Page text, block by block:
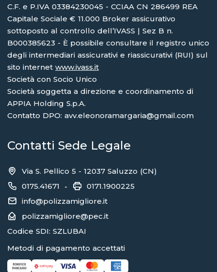
C.F. e P.IVA 03384230045 - CCIAA CN 286499 REA
Capitale Sociale € 11.000 Broker assicurativo
sottoposto al controllo dell’IVASS | Sez B n.
B000385623 - È possibile consultare il registro unico
degli intermediari assicurativi e riassicurativi (RUI) sul
sito internet www.ivass.it
Società con Socio Unico
Società soggetta a direzione e coordinamento di
APPIA Holding S.p.A.
Contatto DPO: avv.eleonoramargaria@gmail.com
Contatti Sede Legale
Via S. Pellico 5 - 12037 Saluzzo (CN)
0175.41671 -
0171.1900225
info@polizzamigliore.it
polizzamigliore@pec.it
Codice SDI: SZLUBAI
Metodi di pagamento accettati